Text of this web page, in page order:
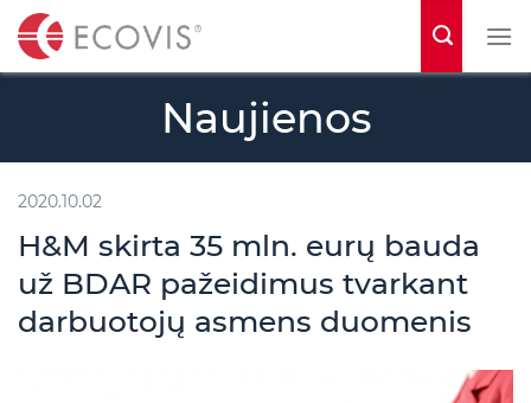
t
Naujienos
2020.10.02
H&M skirta 35 mln. eurų bauda
už BDAR pažeidimus tvarkant
darbuotojų asmens duomenis